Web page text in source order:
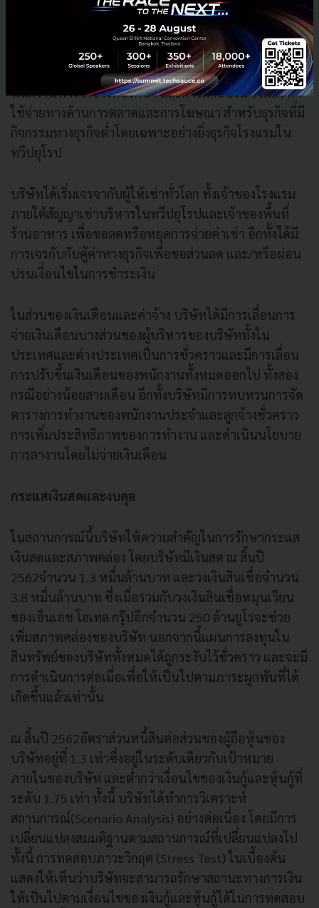
บริษัทมีการตัดค่าใช้จ่ายที่ไม่จําเป็น และมีการควบคุมค่า
ใช้จ่ายอย่างเข้มงวด โดยได้มีการระงับการเดินทางของ
พนักงาน การว่าจ้างที่ปรึกษา และการฝึกอบรม รวมถึง ค่า
ใช้จ่ายทางด้านการตลาดและการโฆษณา สําหรับธุรกิจที่มี
กิจกรรมทางธุรกิจตํ่าโดยเฉพาะอย่างยิ่งธุรกิจโรงแรมใน
ทวีปยุโรป
บริษัทได้เริ่มเจรจากับผู้ให้เช่าทั่วโลก ทั้งเจ้าของโรงแรม
ภายใต้สัญญาเช่าบริหารในทวีปยุโรปและเจ้าของพื้นที่
ร้านอาหาร เพื่อขอลดหรือหยุดการจ่ายค่าเช่า อีกทั้งได้มี
การเจรกับกับคู้ค่าทางธุรกิจเพื่อขอส่วนลด และ/หรือผ่อน
ปรนเงื่อนไขในการชําระเงิน
ในส่วนของเงินเดือนและค่าจ้าง บริษัทได้มีการเลื่อนการ
จ่ายเงินเดือนบางส่วนของผู้บริหารของบริษัททั้งใน
ประเทศและต่างประเทศเป็นการชั่วคราวและมีการเลื่อน
การปรับขึ้นเงินเดือนของพนักงานทั้งหมดออกไป ทั้งสอง
กรณีอย่างน้อยสามเดือน อีกทั้งบริษัทมีการทบทวนการจัด
ตารางการทํางานของพนักงานประจําและลูกจ้างชั่วคราว
การเพิ่มประสิทธิภาพของการทํางาน และดําเนินนโยบาย
การลางานโดยไม่จ่ายเงินเดือน
กระแสเงินสดและงบดุล
ในสถานการณ์นี้บริษัทให้ความสําคัญในการรักษากระแส
เงินสดและสภาพคล่อง โดยบริษัทมีเงินสด ณ สิ้นปี
2562จํานวน 1.3 หมื่นล้านบาท และวงเงินสินเชื่อจํานวน
3.8 หมื่นล้านบาท ซึ่งเมื่อรวมกับวงเงินสินเชื่อหมุนเวียน
ของเอ็นเอช โฮเทล กรุ๊ปอีกจํานวน 250 ล้านยูโรจะช่วย
เพิ่มสภาพคล่องของบริษัท นอกจากนี้แผนการลงทุนใน
สินทรัพย์ของบริษัททั้งหมดได้ถูกระงับไว้ชั่วคราว และจะมี
การดําเนินการต่อเมื่อเพื่อให้เป็นไปตามภาระผูกพันที่ได้
เกิดขึ้นแล้วเท่านั้น
ณ สิ้นปี 2562อัตราส่วนหนี้สินต่อส่วนของผู้ถือหุ้นของ
บริษัทอยู่ที่ 1.3 เท่าซึ่งอยู่ในระดับเดียวกับเป้าหมาย
ภายในของบริษัท และตํ่ากว่าเงื่อนไขของเงินกู้และหุ้นกู้ที่
ระดับ 1.75 เท่า ทั้งนี้ บริษัทได้ทําการวิเคราะห์
สถานการณ์(Scenario Analysis) อย่างต่อเนื่อง โดยมีการ
เปลี่ยนแปลงสมมติฐานตามสถานการณ์ที่เปลี่ยนแปลงไป
ทั้งนี้ การทดสอบภาวะวิกฤต (Stress Test) ในเบื้องต้น
แสดงให้เห็นว่าบริษัทจะสามารถรักษาสถานะทางการเงิน
ให้เป็นไปตามเงื่อนไขของเงินกู้และหุ้นกู้ได้ในการทดสอบ